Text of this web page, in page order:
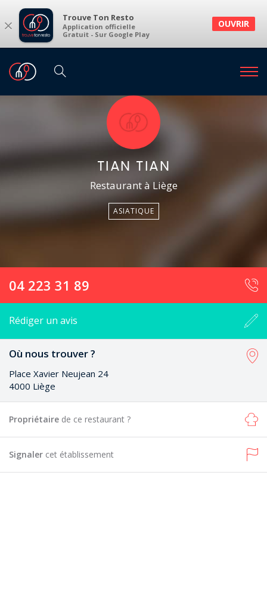
× Trouve Ton Resto
Application officielle
Gratuit - Sur Google Play
OUVRIR
TIAN TIAN
Restaurant à Liège
ASIATIQUE
04 223 31 89
Rédiger un avis
Où nous trouver ?
Place Xavier Neujean 24
4000 Liège
Propriétaire de ce restaurant ?
Signaler cet établissement